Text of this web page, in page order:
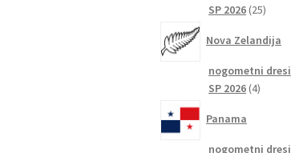
SP 2026 2525
Nova Zelandija
nogometni dresi
SP 2026 44
Panama
nogometni dresi